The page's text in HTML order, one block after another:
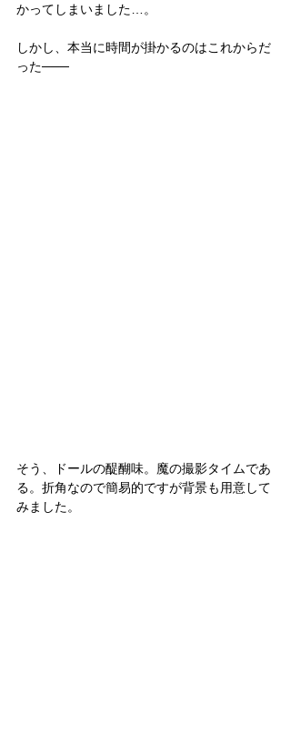
かってしまいました…。
しかし、本当に時間が掛かるのはこれからだ
った───
そう、ドールの醍醐味。魔の撮影タイムであ
る。折角なので簡易的ですが背景も用意して
みました。